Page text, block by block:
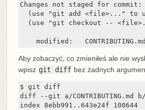
Changes not staged for commit:
(use "git add <file>..." to
(use "git checkout --
    modified:   CONTRIBUTING.md
Aby zobaczyć, co zmieniłeś ale nie
wpisz git diff bez żadnych
$ git diff
diff --git a/CONTRIBUTING.md b/
index 8ebb991..643e24f 100644